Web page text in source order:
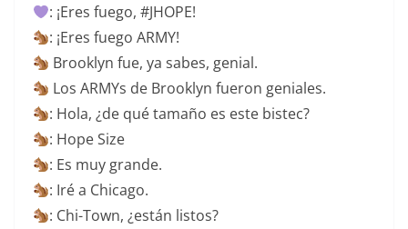
: ¡Eres fuego, #JHOPE!
: ¡Eres fuego ARMY!
Brooklyn fue, ya sabes, genial.
Los ARMYs de Brooklyn fueron geniales.
: Hola, ¿de qué tamaño es este bistec?
: Hope Size
: Es muy grande.
: Iré a Chicago.
: Chi-Town, ¿están listos?